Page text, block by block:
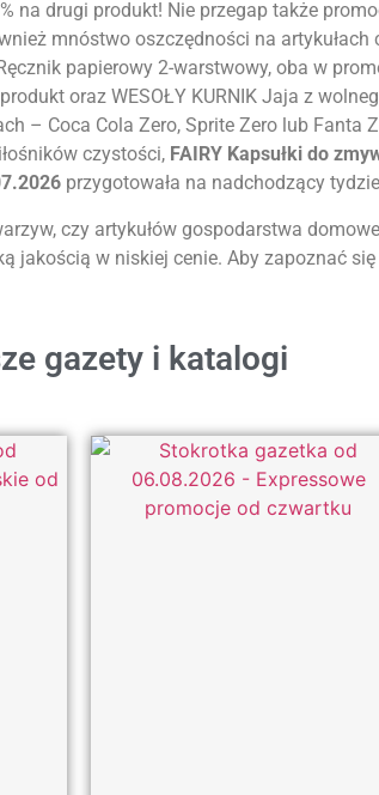
na drugi produkt! Nie przegap także
mnóstwo oszczędności na
papierowy 2-warstwowy, oba w
oraz WESOŁY KURNIK Jaja z
– Coca Cola Zero, Sprite Zero lub Fanta
czystości, FAIRY Kapsułki do
przygotowała na nadchodzący
czy artykułów gospodarstwa
jakością w niskiej cenie. Aby zapoznać
gazety i katalogi